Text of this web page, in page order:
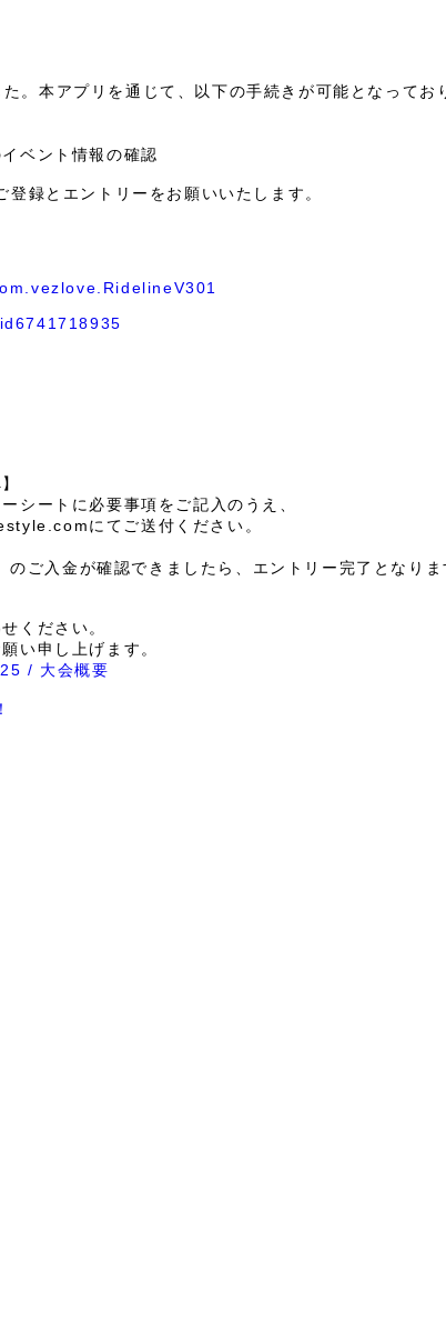
。本アプリを通じて、以下の手続きが可能となってお
ベント情報の確認
録とエントリーをお願いいたします。
シートに必要事項をご記入のうえ、
にてご送付ください。
ご入金が確認できましたら、エントリー完了となりま
ください。
い申し上げます。
/ 大会概要